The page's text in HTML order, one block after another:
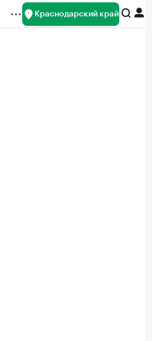
Краснодарский край